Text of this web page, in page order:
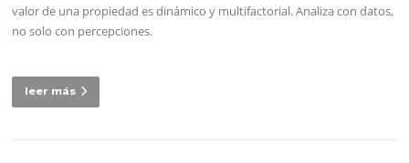
valor de una propiedad es dinámico y multifactorial. Analiza con datos,
no solo con percepciones.
leer más